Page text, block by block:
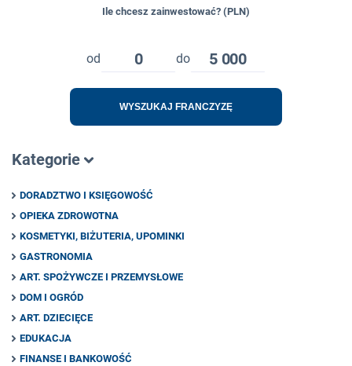
Ile chcesz zainwestować? (PLN)
od 0 do 5 000
WYSZUKAJ FRANCZYZĘ
Kategorie
DORADZTWO I KSIĘGOWOŚĆ
OPIEKA ZDROWOTNA
KOSMETYKI, BIŻUTERIA, UPOMINKI
GASTRONOMIA
ART. SPOŻYWCZE I PRZEMYSŁOWE
DOM I OGRÓD
ART. DZIECIĘCE
EDUKACJA
FINANSE I BANKOWOŚĆ